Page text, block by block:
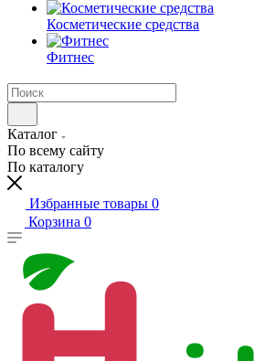
Косметические средства
Фитнес
Каталог
По всему сайту
По каталогу
Избранные товары 0
Корзина 0